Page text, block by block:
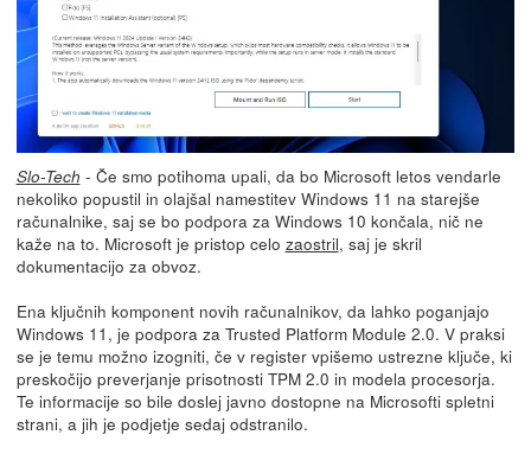
Slo-Tech - Če smo potihoma upali, da bo Microsoft letos vendarle
nekoliko popustil in olajšal namestitev Windows 11 na starejše
računalnike, saj se bo podpora za Windows 10 končala, nič ne
kaže na to. Microsoft je pristop celo zaostril, saj je skril
dokumentacijo za obvoz.
Ena ključnih komponent novih računalnikov, da lahko poganjajo
Windows 11, je podpora za Trusted Platform Module 2.0. V praksi
se je temu možno izogniti, če v register vpišemo ustrezne ključe, ki
preskočijo preverjanje prisotnosti TPM 2.0 in modela procesorja.
Te informacije so bile doslej javno dostopne na Microsofti spletni
strani, a jih je podjetje sedaj odstranilo.